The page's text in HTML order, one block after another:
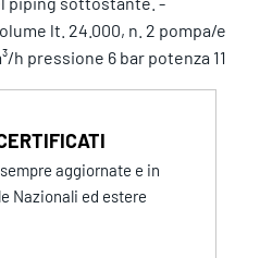
lt. 24.000, n. 2 pompa/e
h pressione 6 bar potenza 11
aggiornate e in
Nazionali ed estere